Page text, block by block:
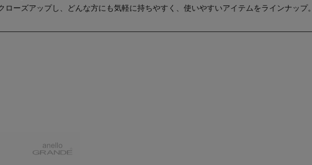
ローズアップし、どんな方にも気軽に持ちやすく、使いやすいアイテムをラインナップ。